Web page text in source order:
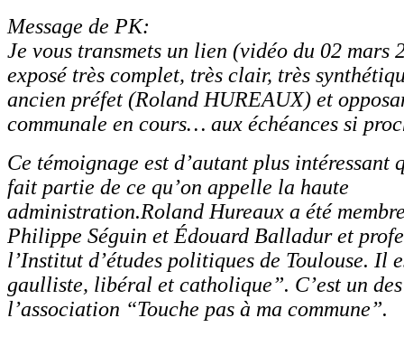
Message de PK:
Je vous transmets un lien (vidéo du 02 mars
exposé très complet, très clair, très
ancien préfet (Roland HUREAUX) et
communale en cours… aux échéances si
Ce témoignage est d’autant plus intéressant
fait partie de ce qu’on appelle la haute
administration.Roland Hureaux a été
Philippe Séguin et Édouard Balladur et
l’Institut d’études politiques de Toulouse. Il
gaulliste, libéral et catholique”. C’est un
l’association “Touche pas à ma commune”.